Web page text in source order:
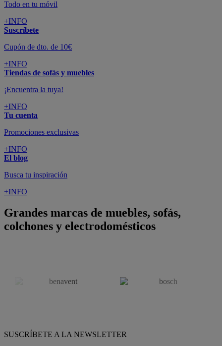
Todo en tu móvil
+INFO
Suscríbete
Cupón de dto. de 10€
+INFO
Tiendas de sofás y muebles
¡Encuentra la tuya!
+INFO
Tu cuenta
Promociones exclusivas
+INFO
El blog
Busca tu inspiración
+INFO
Grandes marcas de muebles, sofás,
colchones y electrodomésticos
SUSCRÍBETE A LA NEWSLETTER